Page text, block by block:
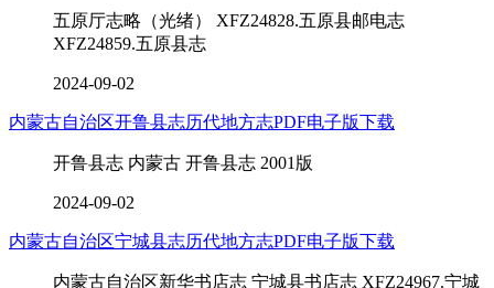
五原厅志略（光绪） XFZ24828.五原县邮电志
XFZ24859.五原县志
2024-09-02
内蒙古自治区开鲁县志历代地方志PDF电子版下载
开鲁县志 内蒙古 开鲁县志 2001版
2024-09-02
内蒙古自治区宁城县志历代地方志PDF电子版下载
内蒙古自治区新华书店志 宁城县书店志 XFZ24967.宁城